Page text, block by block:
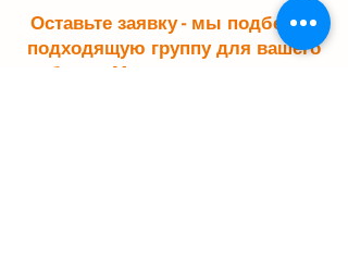
Оставьте заявку - мы подберем
подходящую группу для вашего
ребенка. Мы свяжемся с вами в